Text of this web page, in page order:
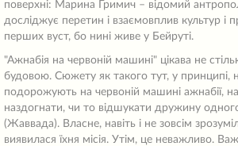
поверхні: Марина Гримич – відомий
досліджує перетин і взаємовплив культур і
перших вуст, бо нині живе у Бейруті.
"Ажнабія на червоній машині" цікава не
будовою. Сюжету як такого тут, у принципі,
подорожують на червоній машині ажнабії,
наздогнати, чи то відшукати дружину одного
(Жаввада). Власне, навіть і не зовсім
виявилася їхня місія. Утім, це неважливо.